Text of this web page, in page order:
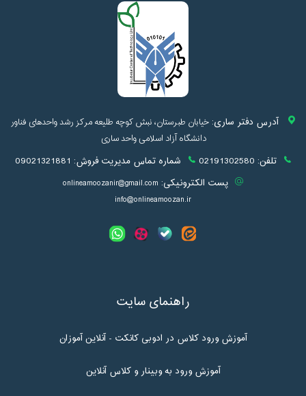
آدرس دفتر ساری:خیابان طبرستان، نبش کوچه طلیعه مرکز رشد واحدهای فناور
دانشگاه آزاد اسلامی واحد ساری
تلفن: 02191302580 شماره تماس مدیریت فروش: 09021321881
پست الکترونیکی: onlineamoozanir@gmail.com
info@onlineamoozan.ir
راهنمای سایت
آموزش ورود کلاس در ادوبی کانکت - آنلاین آموزان
آموزش ورود به وبینار و کلاس آنلاین